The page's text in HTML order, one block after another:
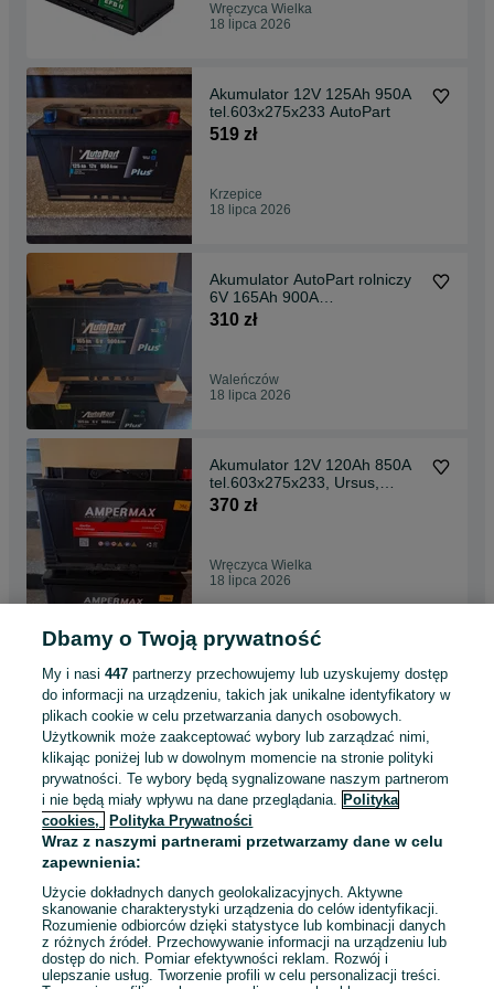
Wręczyca Wielka
18 lipca 2026
Akumulator 12V 125Ah 950A
tel.603x275x233 AutoPart
519 zł
Krzepice
18 lipca 2026
Akumulator AutoPart rolniczy
6V 165Ah 900A
tel.603x275x233 Ursus
310 zł
Waleńczów
18 lipca 2026
Akumulator 12V 120Ah 850A
tel.603x275x233, Ursus,
koparka JCB
370 zł
Wręczyca Wielka
18 lipca 2026
Akumulator 12V 72AH / 700A
P+ 74Ah / 680A
tel.603x275x233 wysoki lub
niski PROMO
280 zł
Wręczyca Wielka
18 lipca 2026
Akumulator 100Ah 12V 800A
P+ 95Ah tel.603x275x233
Wręczyca Wielka
13 lipca 2026
Dbamy o Twoją prywatność
My i nasi447 partnerzy przechowujemy lub uzyskujemy dostęp
do informacji na urządzeniu, takich jak unikalne identyfikatory w
plikach cookie w celu przetwarzania danych osobowych.
Użytkownik może zaakceptować wybory lub zarządzać nimi,
klikając poniżej lub w dowolnym momencie na stronie polityki
prywatności. Te wybory będą sygnalizowane naszym partnerom
i nie będą miały wpływu na dane przeglądania. Polityka
cookies,
Polityka Prywatności
Wraz z naszymi partnerami przetwarzamy dane w celu
zapewnienia:
Użycie dokładnych danych geolokalizacyjnych. Aktywne
skanowanie charakterystyki urządzenia do celów identyfikacji.
Rozumienie odbiorców dzięki statystyce lub kombinacji danych
z różnych źródeł. Przechowywanie informacji na urządzeniu lub
dostęp do nich. Pomiar efektywności reklam. Rozwój i
ulepszanie usług. Tworzenie profili w celu personalizacji treści.